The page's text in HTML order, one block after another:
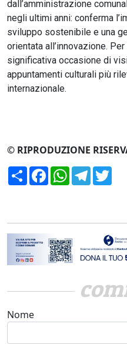
dall’amministrazione
negli ultimi anni: conferma
sviluppo sostenibile e una
orientata all’innovazione.
significativa occasione di
appuntamenti culturali più
internazionale.
© RIPRODUZIONE
CondividiFacebookWhatsApp
Telegram
Nome